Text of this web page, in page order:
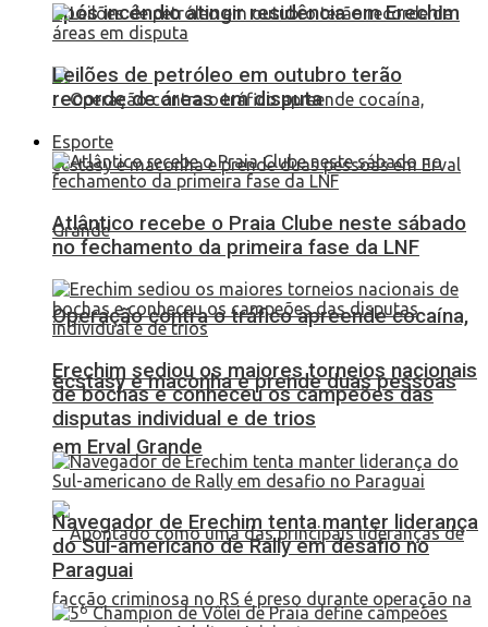
após incêndio atingir residência em Erechim
Operação contra o tráfico apreende cocaína,
ecstasy e maconha e prende duas pessoas
em Erval Grande
Leilões de petróleo em outubro terão
recorde de áreas em disputa
Esporte
Atlântico recebe o Praia Clube neste sábado
no fechamento da primeira fase da LNF
Erechim sediou os maiores torneios nacionais
de bochas e conheceu os campeões das
disputas individual e de trios
Navegador de Erechim tenta manter liderança
do Sul-americano de Rally em desafio no
Paraguai